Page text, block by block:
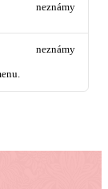
neznámy
neznámy